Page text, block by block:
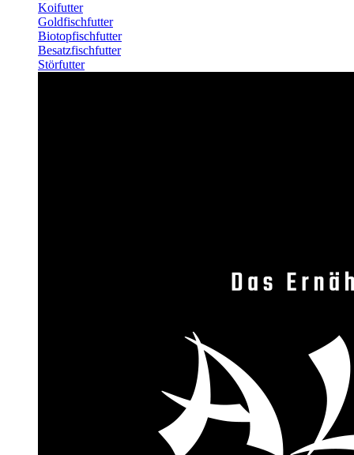
Koifutter
Goldfischfutter
Biotopfischfutter
Besatzfischfutter
Störfutter